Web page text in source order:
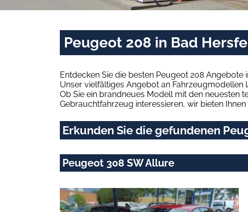
Peugeot 208 in Bad
Entdecken Sie die besten Peugeot 208
Unser vielfältiges Angebot an Fahrzeugmodellen
Ob Sie ein brandneues Modell mit den neuesten
Gebrauchtfahrzeug interessieren, wir bieten
Erkunden Sie die gefundenen
Peugeot 308 SW Allure